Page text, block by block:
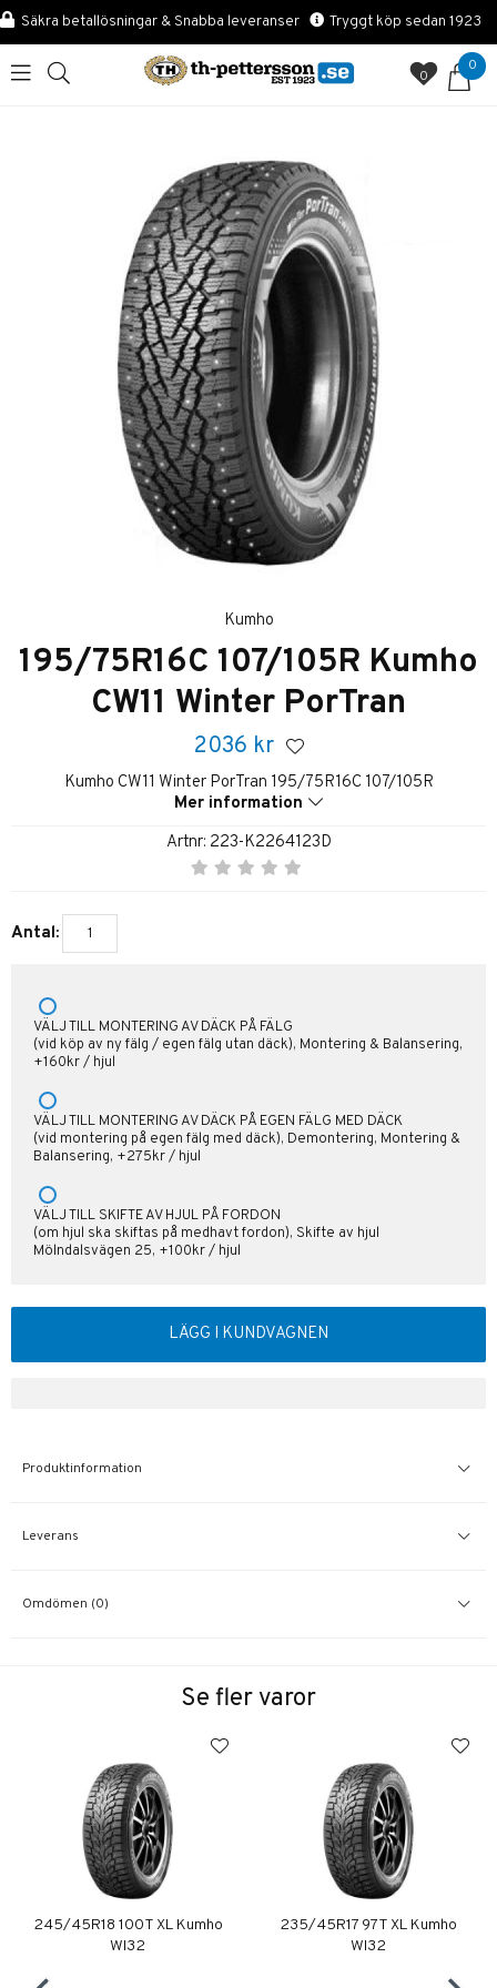
Säkra betallösningar & Snabba leveranser Tryggt köp sedan 1923
0
0
Kumho
195/75R16C 107/105R Kumho
CW11 Winter PorTran
2036 kr
Kumho CW11 Winter PorTran 195/75R16C 107/105R
Mer information
Artnr: 223-K2264123D
Antal:
VÄLJ TILL MONTERING AV DÄCK PÅ FÄLG
(vid köp av ny fälg / egen fälg utan däck), Montering & Balansering,
+160kr / hjul
VÄLJ TILL MONTERING AV DÄCK PÅ EGEN FÄLG MED DÄCK
(vid montering på egen fälg med däck), Demontering, Montering &
Balansering, +275kr / hjul
VÄLJ TILL SKIFTE AV HJUL PÅ FORDON
(om hjul ska skiftas på medhavt fordon), Skifte av hjul
Mölndalsvägen 25, +100kr / hjul
LÄGG I KUNDVAGNEN
Produktinformation
Leverans
Omdömen (0)
Se fler varor
245/45R18 100T XL Kumho
WI32
235/45R17 97T XL Kumho
WI32